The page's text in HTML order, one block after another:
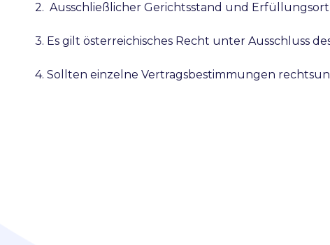
2. Ausschließlicher Gerichtsstand und Erfüllungsort
3. Es gilt österreichisches Recht unter Ausschluss
4. Sollten einzelne Vertragsbestimmungen